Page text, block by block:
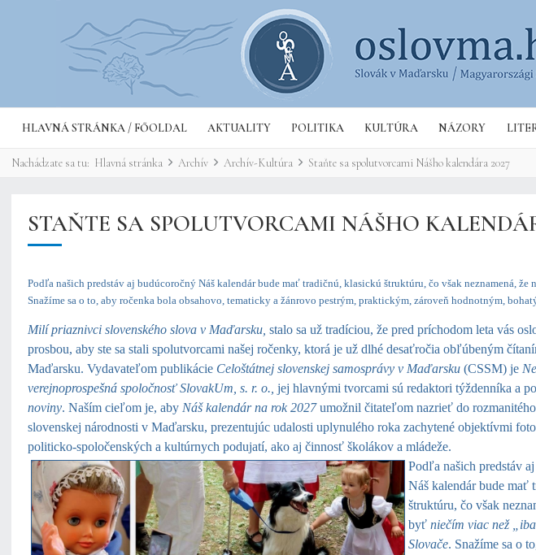
HLAVNÁ STRÁNKA / FŐOLDAL AKTUALITY POLITIKA KULTÚRA NÁZORY
Nachádzate sa tu: Hlavná stránka Archív Archív-Kultúra Staňte sa spolutvorcami Nášho kalendára 2027
STAŇTE SA SPOLUTVORCAMI NÁŠHO
Podľa našich predstáv aj budúcoročný Náš kalendár bude mať tradičnú, klasickú štruktúru, čo však neznamená,
Snažíme sa o to, aby ročenka bola obsahovo, tematicky a žánrovo pestrým, praktickým, zároveň hodnotným,
Milí priaznivci slovenského slova v Maďarsku stalo sa už tradíciou, že pred príchodom leta vás
prosbou, aby ste sa stali spolutvorcami našej ročenky, ktorá je už dlhé desaťročia obľúbeným
Maďarsku. Vydavateľom publikácie Celoštátnej slovenskej samosprávy v Maďarsku (CSSM) je
verejnoprospešná spoločnosť SlovakUm s. r. o. jej hlavnými tvorcami sú redaktori týždenníka a
noviny. Naším cieľom je, aby Náš kalendár na rok 2027umožnil čitateľom nazrieť do
slovenskej národnosti v Maďarsku, prezentujúc udalosti uplynulého roka zachytené objektívmi
politicko-spoločenských a kultúrnych podujatí, ako aj činnosť školákov a mládeže.
Podľa našich predstáv
Náš kalendár bude mať
štruktúru, čo však
byť niečím viac než
Slovače. Snažíme sa o